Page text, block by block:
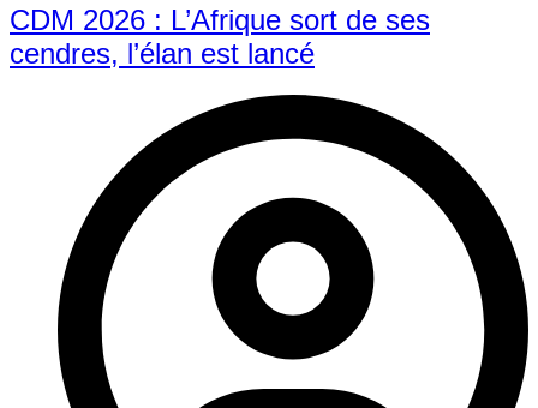
CDM 2026 : L’Afrique sort de ses
cendres, l’élan est lancé